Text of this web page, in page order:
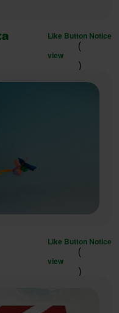
Like Button Notice
(
view
)
Like Button Notice
(
view
)